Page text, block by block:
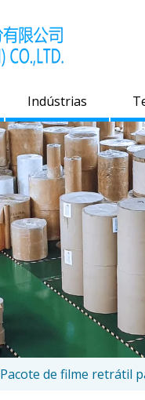
Indústrias
Pacote de filme retrátil